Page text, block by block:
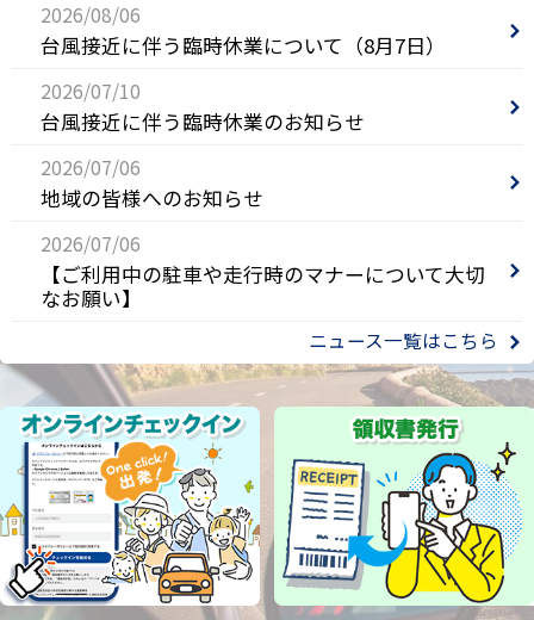
2026/08/06
台風接近に伴う臨時休業について（8月7日）
2026/07/10
台風接近に伴う臨時休業のお知らせ
2026/07/06
地域の皆様へのお知らせ
2026/07/06
【ご利用中の駐車や走行時のマナーについて大切
なお願い】
ニュース一覧はこちら